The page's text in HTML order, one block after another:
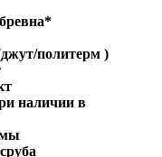
политерм )
наличии в